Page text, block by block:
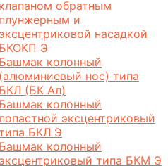
клапаном обратным
плунжерным и
эксцентриковой насадкой
БКОКП Э
Башмак колонный
(алюминиевый нос) типа
БКЛ (БК Ал)
Башмак колонный
эксцентриковый
БКЛ Э
Башмак колонный
эксцентриковый типа БКМ Э